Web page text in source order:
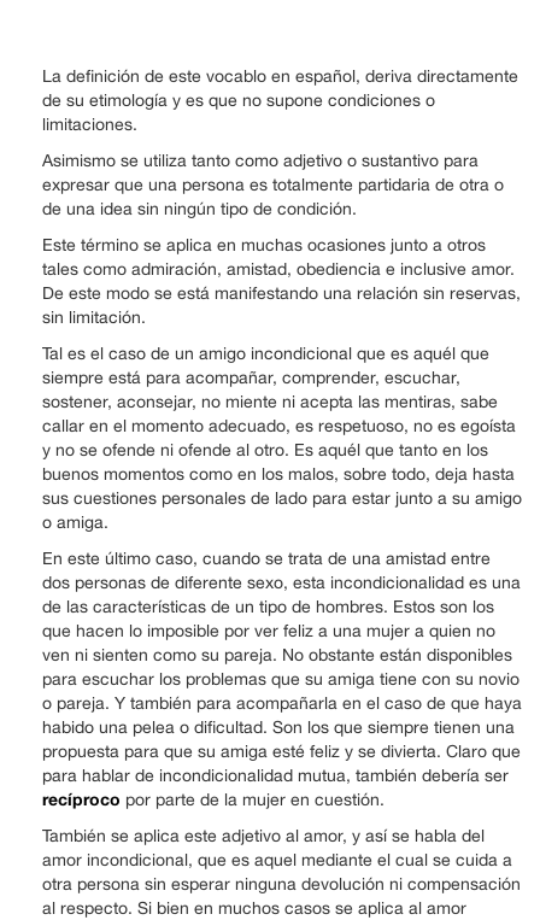
La definición de este vocablo en español, deriva directamente
de su etimología y es que no supone condiciones o
limitaciones.
Asimismo se utiliza tanto como adjetivo o sustantivo para
expresar que una persona es totalmente partidaria de otra o
de una idea sin ningún tipo de condición.
Este término se aplica en muchas ocasiones junto a otros
tales como admiración, amistad, obediencia e inclusive amor.
De este modo se está manifestando una relación sin reservas,
sin limitación.
Tal es el caso de un amigo incondicional que es aquél que
siempre está para acompañar, comprender, escuchar,
sostener, aconsejar, no miente ni acepta las mentiras, sabe
callar en el momento adecuado, es respetuoso, no es egoísta
y no se ofende ni ofende al otro. Es aquél que tanto en los
buenos momentos como en los malos, sobre todo, deja hasta
sus cuestiones personales de lado para estar junto a su amigo
o amiga.
En este último caso, cuando se trata de una amistad entre
dos personas de diferente sexo, esta incondicionalidad es una
de las características de un tipo de hombres. Estos son los
que hacen lo imposible por ver feliz a una mujer a quien no
ven ni sienten como su pareja. No obstante están disponibles
para escuchar los problemas que su amiga tiene con su novio
o pareja. Y también para acompañarla en el caso de que haya
habido una pelea o dificultad. Son los que siempre tienen una
propuesta para que su amiga esté feliz y se divierta. Claro que
para hablar de incondicionalidad mutua, también debería ser
recíproco por parte de la mujer en cuestión.
También se aplica este adjetivo al amor, y así se habla del
amor incondicional, que es aquel mediante el cual se cuida a
otra persona sin esperar ninguna devolución ni compensación
al respecto. Si bien en muchos casos se aplica al amor